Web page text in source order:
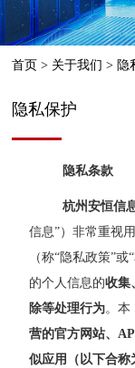
首页 > 关于我们 > 隐
隐私保护
隐私条款
杭州安恒信
信息”）非常重视
（称“隐私政策”或
的个人信息的收集
除等处理行为。本
营的官方网站、
似应用（以下合称